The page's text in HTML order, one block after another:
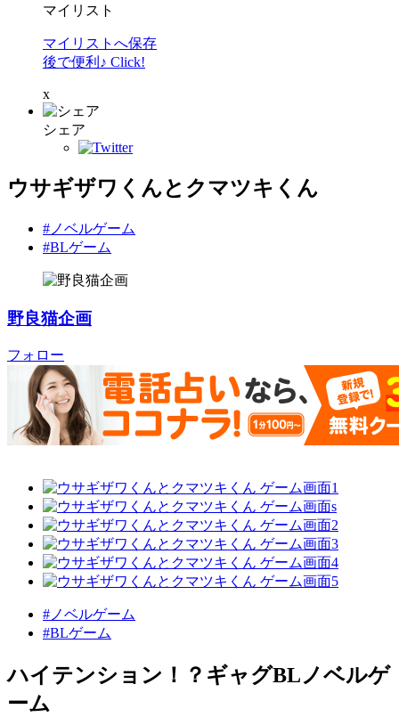
マイリスト
マイリストへ保存
後で便利♪ Click!
x
シェア
ウサギザワくんとクマツキくん
#ノベルゲーム
#BLゲーム
野良猫企画
フォロー
#ノベルゲーム
#BLゲーム
ハイテンション！？ギャグBLノベルゲ
ーム